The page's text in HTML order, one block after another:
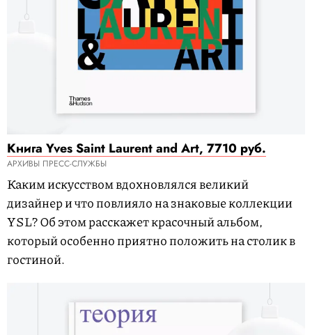
Книга Yves Saint Laurent and Art, 7710 руб.
АРХИВЫ ПРЕСС-СЛУЖБЫ
Каким искусством вдохновлялся великий
дизайнер и что повлияло на знаковые коллекции
YSL? Об этом расскажет красочный альбом,
который особенно приятно положить на столик в
гостиной.